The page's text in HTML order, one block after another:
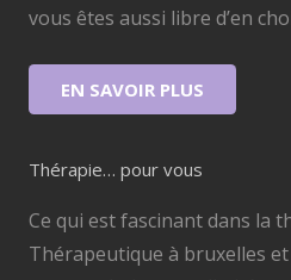
vous êtes aussi libre d’en
EN SAVOIR PLUS
Thérapie… pour vous
Ce qui est fascinant dans la
Thérapeutique à bruxelles et